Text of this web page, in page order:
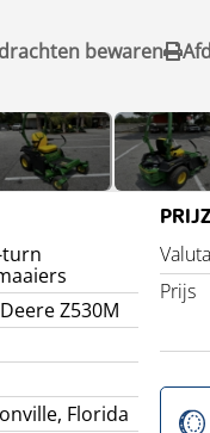
bewaren
Z530M
Florida
Prijs